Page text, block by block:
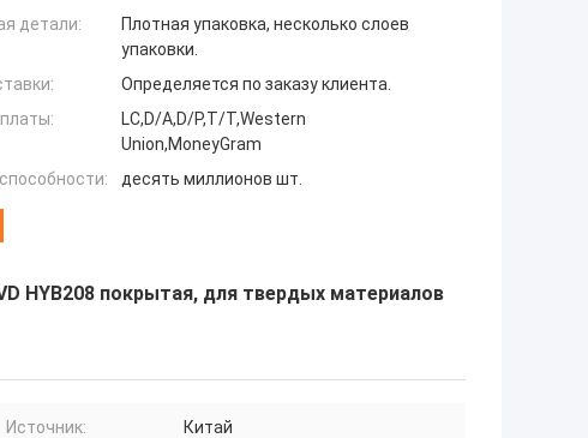
детали:
Плотная упаковка, несколько слоев
упаковки.
Определяется по заказу клиента.
LC,D/A,D/P,T/T,Western
Union,MoneyGram
десять миллионов шт.
HYB208 покрытая, для твердых материалов
Источник: Китай